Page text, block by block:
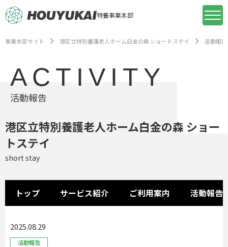
特養事業本部
事業本部サイト 港区立特別養護老人ホーム白金の森 ショートステイ 活動報告
ACTIVITY
活動報告
港区立特別養護老人ホーム白金の森 ショー
トステイ
short stay
トップ サービス紹介 ご利用案内 活動報告
2025.08.29
活動報告